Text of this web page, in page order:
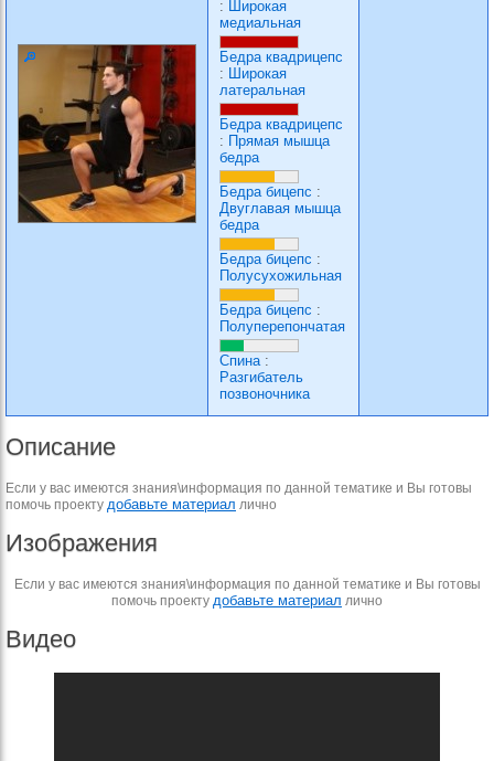
: Широкая
медиальная
Бедра квадрицепс
: Широкая
латеральная
Бедра квадрицепс
: Прямая мышца
бедра
Бедра бицепс :
Двуглавая мышца
бедра
Бедра бицепс :
Полусухожильная
Бедра бицепс :
Полуперепончатая
Спина:
Разгибатель
позвоночника
Описание
Если у вас имеются знания\информация по данной тематике и Вы готовы
помочь проекту добавьте материал лично
Изображения
Если у вас имеются знания\информация по данной тематике и Вы готовы
помочь проекту добавьте материал лично
Видео